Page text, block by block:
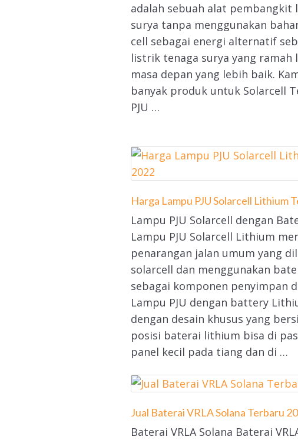
adalah sebuah alat pembangkit
surya tanpa menggunakan
cell sebagai energi alternatif
listrik tenaga surya yang ramah
masa depan yang lebih baik.
banyak produk untuk Solarcell
PJU …
Harga Lampu PJU Solarcell Lithium
Lampu PJU Solarcell dengan
Lampu PJU Solarcell Lithium
penarangan jalan umum yang
solarcell dan menggunakan
sebagai komponen penyimpan
Lampu PJU dengan battery
dengan desain khusus yang
posisi baterai lithium bisa di
panel kecil pada tiang dan di …
Jual Baterai VRLA Solana Terbaru
Baterai VRLA Solana Baterai